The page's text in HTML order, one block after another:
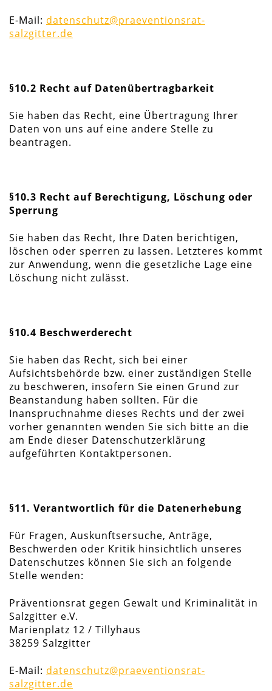
E-Mail: datenschutz@praeventionsrat-
salzgitter.de
§10.2 Recht auf Datenübertragbarkeit
Sie haben das Recht, eine Übertragung Ihrer
Daten von uns auf eine andere Stelle zu
beantragen.
§10.3 Recht auf Berechtigung, Löschung oder
Sperrung
Sie haben das Recht, Ihre Daten berichtigen,
löschen oder sperren zu lassen. Letzteres kommt
zur Anwendung, wenn die gesetzliche Lage eine
Löschung nicht zulässt.
§10.4 Beschwerderecht
Sie haben das Recht, sich bei einer
Aufsichtsbehörde bzw. einer zuständigen Stelle
zu beschweren, insofern Sie einen Grund zur
Beanstandung haben sollten. Für die
Inanspruchnahme dieses Rechts und der zwei
vorher genannten wenden Sie sich bitte an die
am Ende dieser Datenschutzerklärung
aufgeführten Kontaktpersonen.
§11. Verantwortlich für die Datenerhebung
Für Fragen, Auskunftsersuche, Anträge,
Beschwerden oder Kritik hinsichtlich unseres
Datenschutzes können Sie sich an folgende
Stelle wenden:
Präventionsrat gegen Gewalt und Kriminalität in
Salzgitter e.V.
Marienplatz 12 / Tillyhaus
38259 Salzgitter
E-Mail: datenschutz@praeventionsrat-
salzgitter.de